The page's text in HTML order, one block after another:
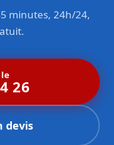
minutes, 24h/24,
26
devis